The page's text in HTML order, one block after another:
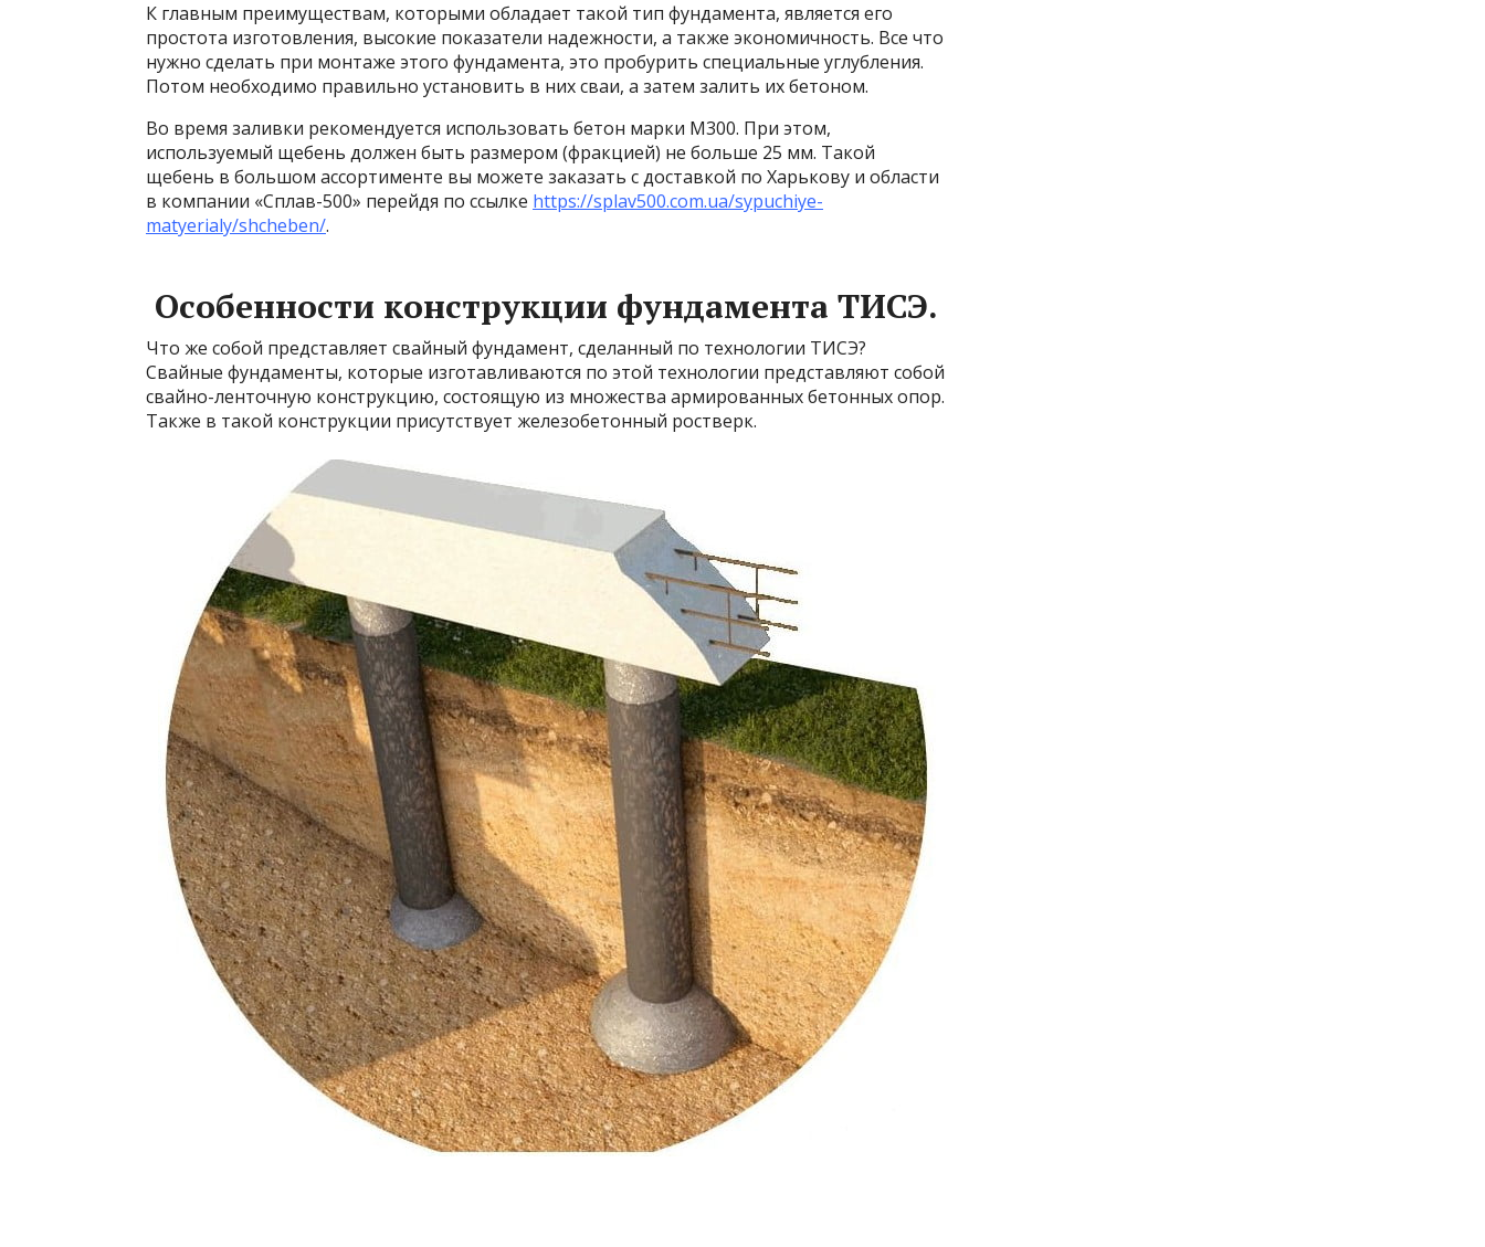
К главным преимуществам, которыми обладает такой тип фундамента, является его
простота изготовления, высокие показатели надежности, а также экономичность. Все что
нужно сделать при монтаже этого фундамента, это пробурить специальные углубления.
Потом необходимо правильно установить в них сваи, а затем залить их бетоном.
Во время заливки рекомендуется использовать бетон марки М300. При этом,
используемый щебень должен быть размером (фракцией) не больше 25 мм. Такой
щебень в большом ассортименте вы можете заказать с доставкой по Харькову и области
в компании «Сплав-500» перейдя по ссылке https://splav500.com.ua/sypuchiye-
matyerialy/shcheben/.
Особенности конструкции фундамента ТИСЭ.
Что же собой представляет свайный фундамент, сделанный по технологии ТИСЭ?
Свайные фундаменты, которые изготавливаются по этой технологии представляют собой
свайно-ленточную конструкцию, состоящую из множества армированных бетонных опор.
Также в такой конструкции присутствует железобетонный ростверк.